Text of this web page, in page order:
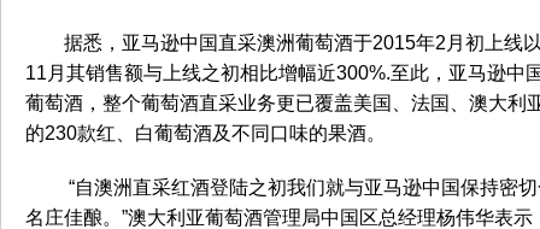
据悉，亚马逊中国直采澳洲葡萄酒于2015年2月初上线
11月其销售额与上线之初相比增幅近300%.至此，亚马逊中
葡萄酒，整个葡萄酒直采业务更已覆盖美国、法国、澳大利
的230款红、白葡萄酒及不同口味的果酒。
“自澳洲直采红酒登陆之初我们就与亚马逊中国保持密
名庄佳酿。”澳大利亚葡萄酒管理局中国区总经理杨伟华表